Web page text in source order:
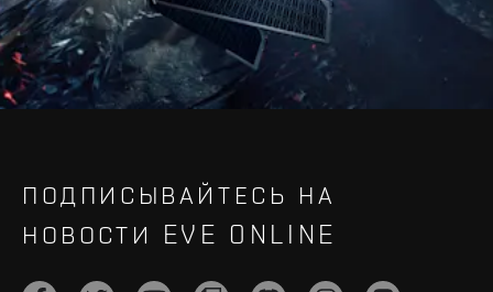
ПОДПИСЫВАЙТЕСЬ НА
НОВОСТИ EVE ONLINE